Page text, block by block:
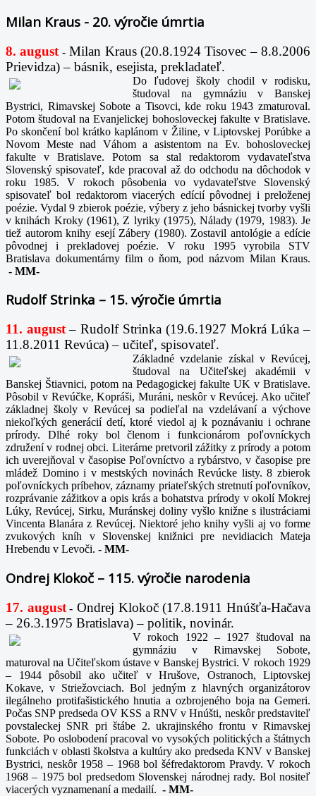
Milan Kraus - 20. výročie úmrtia
8. august -Milan Kraus (20.8.1924 Tisovec – 8.8.2006
Prievidza) – básnik, esejista, prekladateľ.
Do ľudovej školy chodil v rodisku,
študoval na gymnáziu v Banskej
Bystrici, Rimavskej Sobote a Tisovci, kde roku 1943 zmaturoval.
Potom študoval na Evanjelickej bohosloveckej fakulte v Bratislave.
Po skončení bol krátko kaplánom v Žiline, v Liptovskej Porúbke a
Novom Meste nad Váhom a asistentom na Ev. bohosloveckej
fakulte v Bratislave. Potom sa stal redaktorom vydavateľstva
Slovenský spisovateľ, kde pracoval až do odchodu na dôchodok v
roku 1985. V rokoch pôsobenia vo vydavateľstve Slovenský
spisovateľ bol redaktorom viacerých edícií pôvodnej i preloženej
poézie. Vydal 9 zbierok poézie, výbery z jeho básnickej tvorby vyšli
v knihách Kroky (1961), Z lyriky (1975), Nálady (1979, 1983). Je
tiež autorom knihy esejí Zábery (1980). Zostavil antológie a edície
pôvodnej i prekladovej poézie. V roku 1995 vyrobila STV
Bratislava dokumentárny film o ňom, pod názvom Milan Kraus.
- MM-
Rudolf Strinka – 15. výročie úmrtia
11. august – Rudolf Strinka (19.6.1927 Mokrá Lúka –
11.8.2011 Revúca) – učiteľ, spisovateľ.
Základné vzdelanie získal v Revúcej,
študoval na Učiteľskej akadémii v
Banskej Štiavnici, potom na Pedagogickej fakulte UK v Bratislave.
Pôsobil v Revúčke, Kopráši, Muráni, neskôr v Revúcej. Ako učiteľ
základnej školy v Revúcej sa podieľal na vzdelávaní a výchove
niekoľkých generácií detí, ktoré viedol aj k poznávaniu i ochrane
prírody. Dlhé roky bol členom i funkcionárom poľovníckych
združení v rodnej obci. Literárne pretvoril zážitky z prírody a potom
ich uverejňoval v časopise Poľovníctvo a rybárstvo, v časopise pre
mládež Domino i v mestských novinách Revúcke listy. 8 zbierok
poľovníckych príbehov, záznamy priateľských stretnutí poľovníkov,
rozprávanie zážitkov a opis krás a bohatstva prírody v okolí Mokrej
Lúky, Revúcej, Sirku, Muránskej doliny vyšlo knižne s ilustráciami
Vincenta Blanára z Revúcej. Niektoré jeho knihy vyšli aj vo forme
zvukových kníh v Slovenskej knižnici pre nevidiacich Mateja
Hrebendu v Levoči. - MM-
Ondrej Klokoč – 115. výročie narodenia
17. august- Ondrej Klokoč (17.8.1911 Hnúšťa-Hačava
– 26.3.1975 Bratislava) – politik, novinár.
V rokoch 1922 – 1927 študoval na
gymnáziu v Rimavskej Sobote,
maturoval na Učiteľskom ústave v Banskej Bystrici. V rokoch 1929
– 1944 pôsobil ako učiteľ v Hrušove, Ostranoch, Liptovskej
Kokave, v Striežovciach. Bol jedným z hlavných organizátorov
ilegálneho protifašistického hnutia a ozbrojeného boja na Gemeri.
Počas SNP predseda OV KSS a RNV v Hnúšti, neskôr predstaviteľ
povstaleckej SNR pri štábe 2. ukrajinského frontu v Rimavskej
Sobote. Po oslobodení pracoval vo vysokých politických a štátnych
funkciách v oblasti školstva a kultúry ako predseda KNV v Banskej
Bystrici, neskôr 1958 – 1968 bol šéfredaktorom Pravdy. V rokoch
1968 – 1975 bol predsedom Slovenskej národnej rady. Bol nositeľ
viacerých vyznamenaní a medailí. - MM-